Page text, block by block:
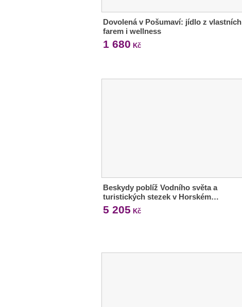
Dovolená v Pošumaví: jídlo z vlastních
farem i wellness
1 680 Kč
Beskydy poblíž Vodního světa a
turistických stezek v Horském…
5 205 Kč